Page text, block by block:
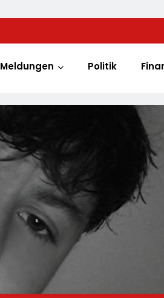
Meldungen Politik